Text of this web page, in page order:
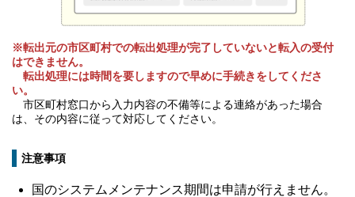
※転出元の市区町村での転出処理が完了していないと転入の受付
はできません。
転出処理には時間を要しますので早めに手続きをしてくださ
い。
市区町村窓口から入力内容の不備等による連絡があった場合
は、その内容に従って対応してください。
注意事項
国のシステムメンテナンス期間は申請が行えません。